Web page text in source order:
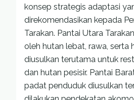
konsep strategis adaptasi
direkomendasikan kepada
Tarakan. Pantai Utara
oleh hutan lebat, rawa, serta
diusulkan terutama untuk
dan hutan pesisir. Pantai
padat penduduk diusulkan